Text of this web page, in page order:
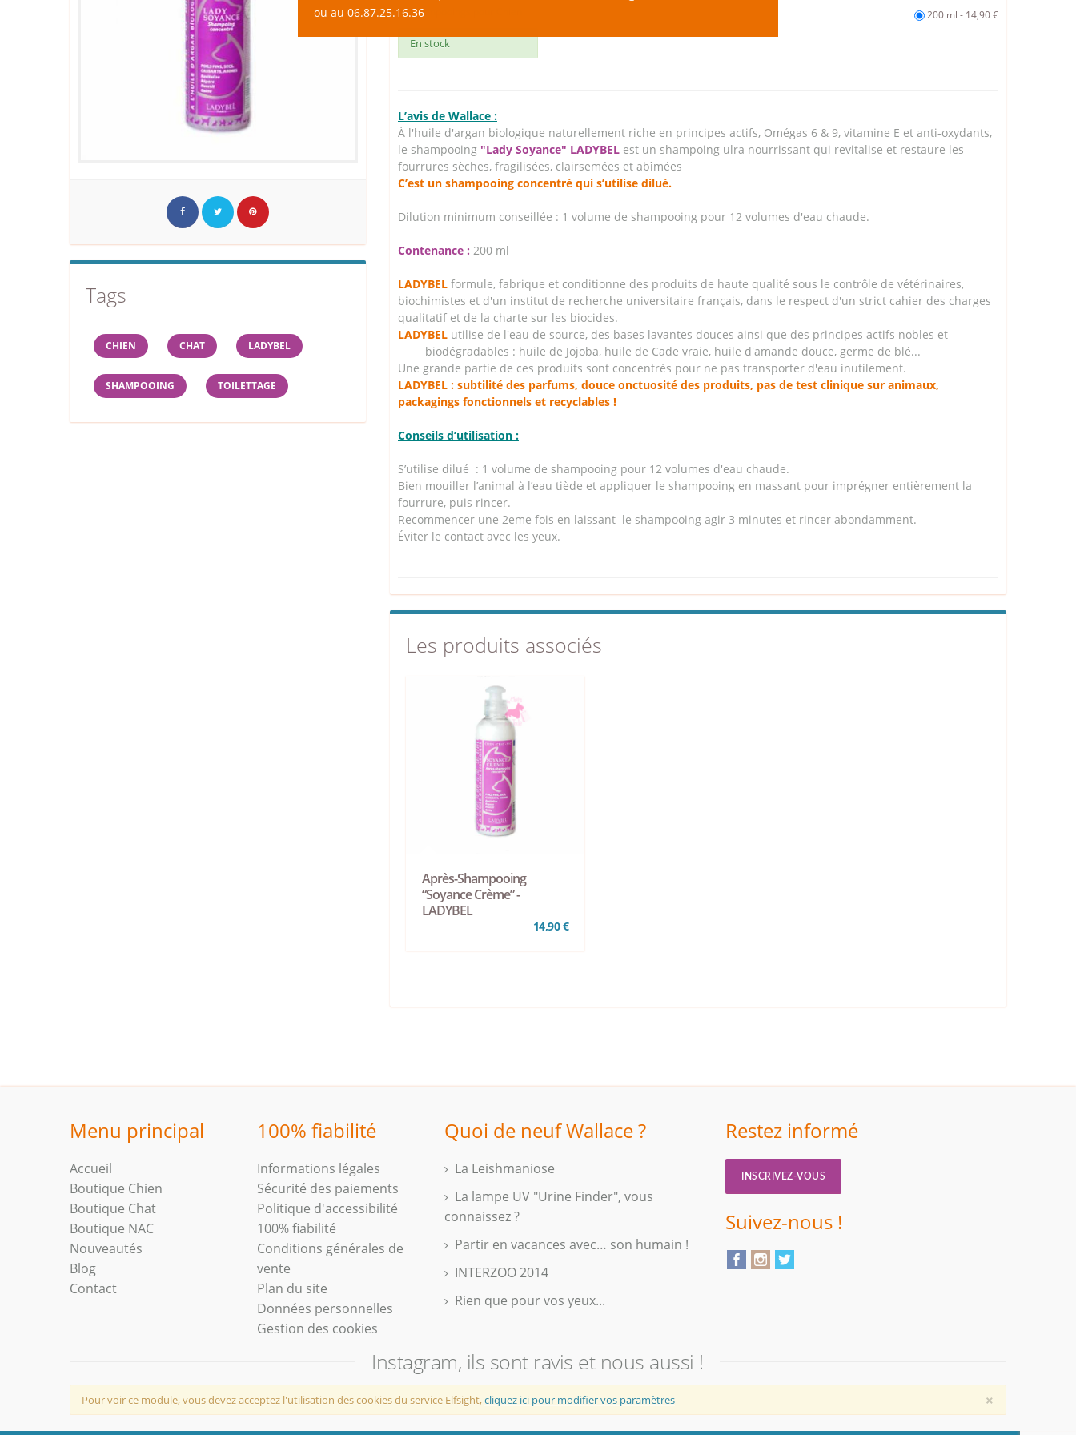
ou au 06.87.25.16.36
Tags
CHIEN CHAT LADYBEL
SHAMPOOING TOILETTAGE
Shampooings pour Chien
En stock
200 ml - 14,90 €
L’avis de Wallace :
À l'huile d'argan biologique naturellement riche en principes actifs, Omégas 6 & 9, vitamine E et anti-oxydants,
le shampooing "Lady Soyance" LADYBEL est un shampoing ulra nourrissant qui revitalise et restaure les
fourrures sèches, fragilisées, clairsemées et abîmées
C’est un shampooing concentré qui s’utilise dilué.
Dilution minimum conseillée : 1 volume de shampooing pour 12 volumes d'eau chaude.
Contenance : 200 ml
LADYBEL formule, fabrique et conditionne des produits de haute qualité sous le contrôle de vétérinaires,
biochimistes et d'un institut de recherche universitaire français, dans le respect d'un strict cahier des charges
qualitatif et de la charte sur les biocides.
LADYBEL utilise de l'eau de source, des bases lavantes douces ainsi que des principes actifs nobles et
biodégradables : huile de Jojoba, huile de Cade vraie, huile d'amande douce, germe de blé...
Une grande partie de ces produits sont concentrés pour ne pas transporter d'eau inutilement.
LADYBEL : subtilité des parfums, douce onctuosité des produits, pas de test clinique sur animaux,
packagings fonctionnels et recyclables !
Conseils d’utilisation :
S’utilise dilué : 1 volume de shampooing pour 12 volumes d'eau chaude.
Bien mouiller l’animal à l’eau tiède et appliquer le shampooing en massant pour imprégner entièrement la
fourrure, puis rincer.
Recommencer une 2eme fois en laissant le shampooing agir 3 minutes et rincer abondamment.
Éviter le contact avec les yeux.
Les produits associés
Après-Shampooing
“Soyance Crème” -
LADYBEL
14,90 €
Menu principal
Accueil
Boutique Chien
Boutique Chat
Boutique NAC
Nouveautés
Blog
Contact
100% fiabilité
Informations légales
Sécurité des paiements
Politique d'accessibilité
100% fiabilité
Conditions générales de
vente
Plan du site
Données personnelles
Gestion des cookies
Quoi de neuf Wallace ?
La Leishmaniose
La lampe UV "Urine Finder", vous
connaissez ?
Partir en vacances avec… son humain !
INTERZOO 2014
Rien que pour vos yeux...
Restez informé
INSCRIVEZ-VOUS
Suivez-nous !
Instagram, ils sont ravis et nous aussi !
Pour voir ce module, vous devez acceptez l'utilisation des cookies du service Elfsight,cliquez ici pour modifier vos paramètres ×